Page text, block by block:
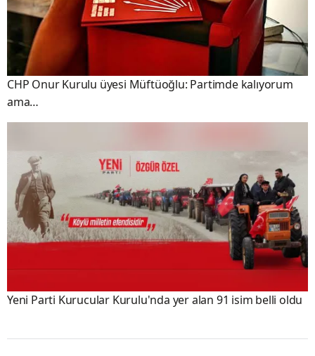
CHP Onur Kurulu üyesi Müftüoğlu: Partimde kalıyorum
ama…
Yeni Parti Kurucular Kurulu'nda yer alan 91 isim belli oldu